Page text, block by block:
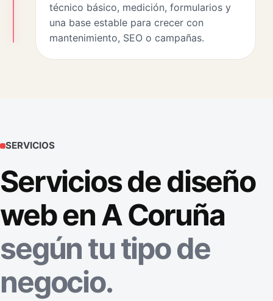
técnico básico, medición, formularios y
una base estable para crecer con
mantenimiento, SEO o campañas.
SERVICIOS
Servicios de diseño
web en A Coruña
según tu tipo de
negocio.